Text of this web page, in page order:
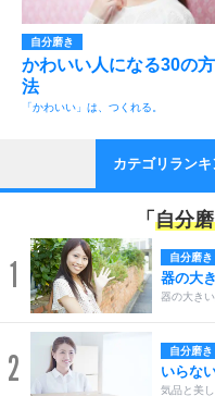
自分磨き
かわいい人になる30の方
法
「かわいい」は、つくれる。
カテゴリランキ
「 自分
1 自分磨き
器の大
器の大き
2 自分磨き
いらな
気品と美